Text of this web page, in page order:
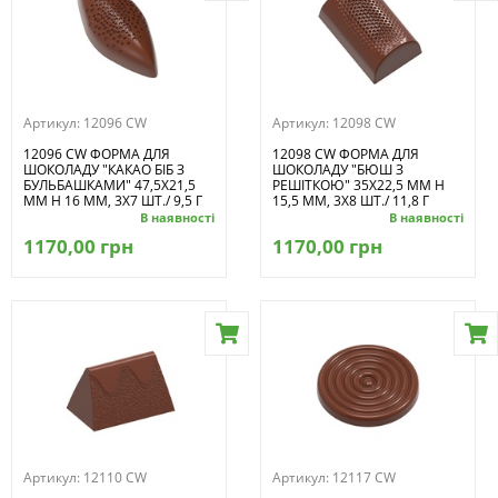
Артикул: 12096 CW
12096 CW ФОРМА ДЛЯ
ШОКОЛАДУ "КАКАО БІБ З
БУЛЬБАШКАМИ" 47,5Х21,5
ММ H 16 ММ, 3Х7 ШТ./ 9,5 Г
В наявності
1170,00 грн
Артикул: 12098 CW
12098 CW ФОРМА ДЛЯ
ШОКОЛАДУ "БЮШ З
РЕШІТКОЮ" 35Х22,5 ММ H
15,5 ММ, 3Х8 ШТ./ 11,8 Г
В наявності
1170,00 грн
Артикул: 12110 CW
Артикул: 12117 CW